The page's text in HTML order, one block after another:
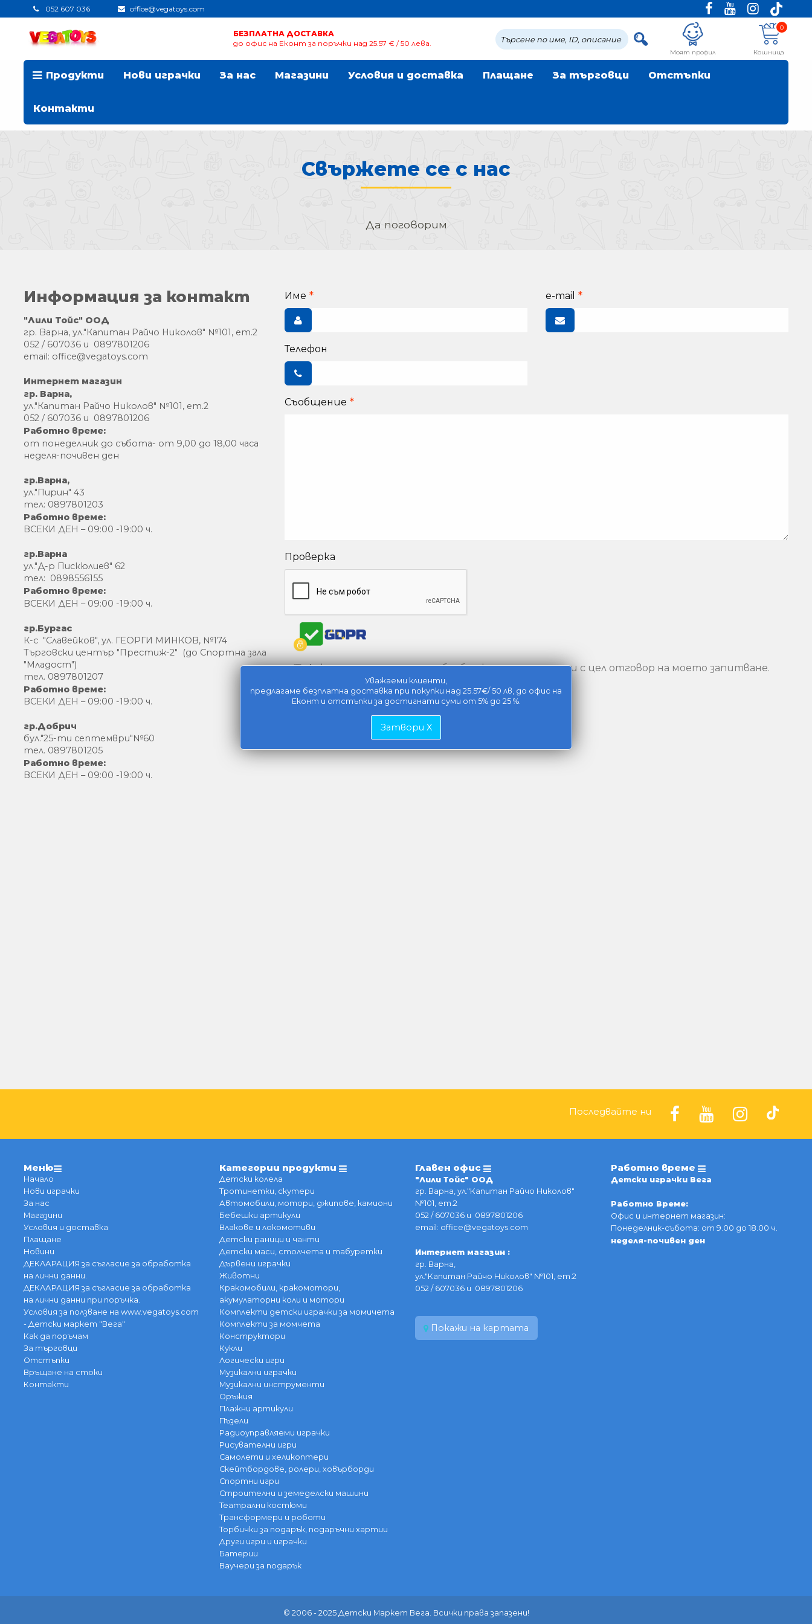
Уважаеми клиенти,
предлагаме безплатна доставка при покупки над 25.57€/ 50 лв, до офис на
Еконт и отстъпки за достигнати суми от 5% до 25 %.
Затвори X
052 607 036 office@vegatoys.com
БЕЗПЛАТНА ДОСТАВКА
до офис на Еконт за поръчки над 25.57 € / 50 лева.
Моят профил
0
Кошница
Продукти Нови играчки За нас Магазини Условия и доставка Плащане За търговци Отстъпки
Контакти
Свържете се с нас
Да поговорим
Информация за контакт
"Лили Тойс" ООД
гр. Варна, ул."Капитан Райчо Николов" №101, ет.2
052 / 607036 и 0897801206
email: office@vegatoys.com
Интернет магазин
гр. Варна,
ул."Капитан Райчо Николов" №101, ет.2
052 / 607036 и 0897801206
Работно време:
от понеделник до събота- от 9,00 до 18,00 часа
неделя-почивен ден
гр.Варна,
ул."Пирин" 43
тел: 0897801203
Работно време:
ВСЕКИ ДЕН – 09:00 -19:00 ч.
гр.Варна
ул."Д-р Пискюлиев" 62
тел: 0898556155
Работно време:
ВСЕКИ ДЕН – 09:00 -19:00 ч.
гр.Бургас
К-с "Славейков", ул. ГЕОРГИ МИНКОВ, №174
Търговски център "Престиж-2" (до Спортна зала
"Младост")
тел. 0897801207
Работно време:
ВСЕКИ ДЕН – 09:00 -19:00 ч.
гр.Добрич
бул."25-ти септември"№60
тел. 0897801205
Работно време:
ВСЕКИ ДЕН – 09:00 -19:00 ч.
Име e-mail
Телефон
Съобщение
Проверка
Декларирам съгласие за обработка на лични данни с цел отговор на моето запитване.
Последвайте ни
Меню
Начало
Нови играчки
За нас
Магазини
Условия и доставка
Плащане
Новини
ДЕКЛАРАЦИЯ за съгласие за обработка
на лични данни.
ДЕКЛАРАЦИЯ за съгласие за обработка
на лични данни при поръчка.
Условия за ползване на www.vegatoys.com
- Детски маркет "Вега"
Как да поръчам
За търговци
Отстъпки
Връщане на стоки
Контакти
Категории продукти
Детски колела
Тротинетки, скутери
Автомобили, мотори, джипове, камиони
Бебешки артикули
Влакове и локомотиви
Детски раници и чанти
Детски маси, столчета и табуретки
Дървени играчки
Животни
Кракомобили, кракомотори,
акумулаторни коли и мотори
Комплекти детски играчки за момичета
Комплекти за момчета
Конструктори
Кукли
Логически игри
Музикални играчки
Музикални инструменти
Оръжия
Плажни артикули
Пъзели
Радиоуправляеми играчки
Рисувателни игри
Самолети и хеликоптери
Скейтбордове, ролери, ховърборди
Спортни игри
Строителни и земеделски машини
Театрални костюми
Трансформери и роботи
Торбички за подарък, подаръчни хартии
Други игри и играчки
Батерии
Ваучери за подарък
Главен офис
"Лили Тойс" ООД
гр. Варна, ул."Капитан Райчо Николов"
№101, ет.2
052 / 607036 и 0897801206
email: office@vegatoys.com
Интернет магазин :
гр. Варна,
ул."Капитан Райчо Николов" №101, ет.2
052 / 607036 и 0897801206
Покажи на картата
Работно време
Детски играчки Вега
Работно Време:
Офис и интернет магазин:
Понеделник-събота: от 9.00 до 18.00 ч.
неделя-почивен ден
© 2006 - 2025 Детски Маркет Вега. Всички права запазени!